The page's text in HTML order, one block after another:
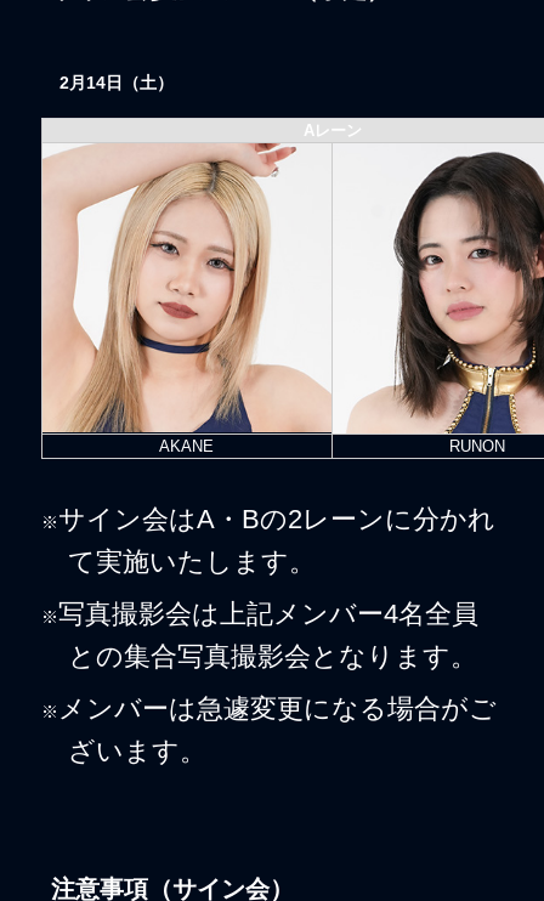
2月14日（土）
Aレーン
AKANE RUNON
※サイン会はA・Bの2レーンに分かれ
て実施いたします。
※写真撮影会は上記メンバー4名全員
との集合写真撮影会となります。
※ メンバーは急遽変更になる場合がご
ざいます。
注意事項（サイン会）